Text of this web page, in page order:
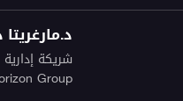
شريكة إدارية
Group